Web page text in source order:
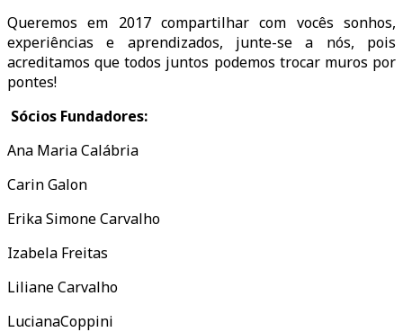
Queremos em 2017 compartilhar com vocês sonhos,
experiências e aprendizados, junte-se a nós, pois
acreditamos que todos juntos podemos trocar muros por
pontes!
Sócios Fundadores:
Ana Maria Calábria
Carin Galon
Erika Simone Carvalho
Izabela Freitas
Liliane Carvalho
LucianaCoppini